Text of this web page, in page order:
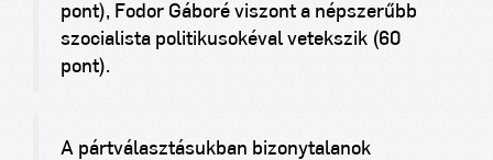
pont), Fodor Gáboré viszont a népszerűbb
szocialista politikusokéval vetekszik (60
pont).
A pártválasztásukban bizonytalanok